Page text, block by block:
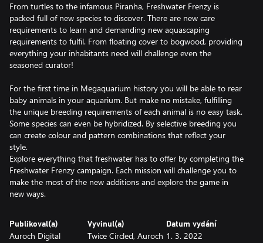
From turtles to the infamous Piranha, Freshwater Frenzy is
packed full of new species to discover. There are new care
requirements to learn and demanding new aquascaping
requirements to fulfil. From floating cover to bogwood, providing
everything your inhabitants need will challenge even the
seasoned curator!
For the first time in Megaquarium history you will be able to rear
baby animals in your aquarium. But make no mistake, fulfilling
the unique breeding requirements of each animal is no easy task.
Some species can even be hybridized. By selective breeding you
can create colour and pattern combinations that reflect your
style.
Explore everything that freshwater has to offer by completing the
Freshwater Frenzy campaign. Each mission will challenge you to
make the most of the new additions and explore the game in
new ways.
Publikoval(a)
Auroch Digital
Vyvinul(a)
Twice Circled, Auroch
Datum vydání
1. 3. 2022